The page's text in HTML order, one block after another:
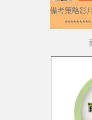
備考策略影